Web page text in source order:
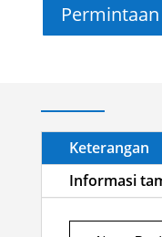
Keterangan
Informasi